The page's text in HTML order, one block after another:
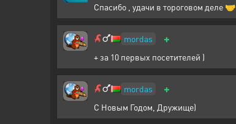
Спасибо , удачи в тороговом деле 🤝
mordas +
+ за 10 первых посетителей )
mordas +
С Новым Годом, Дружище)